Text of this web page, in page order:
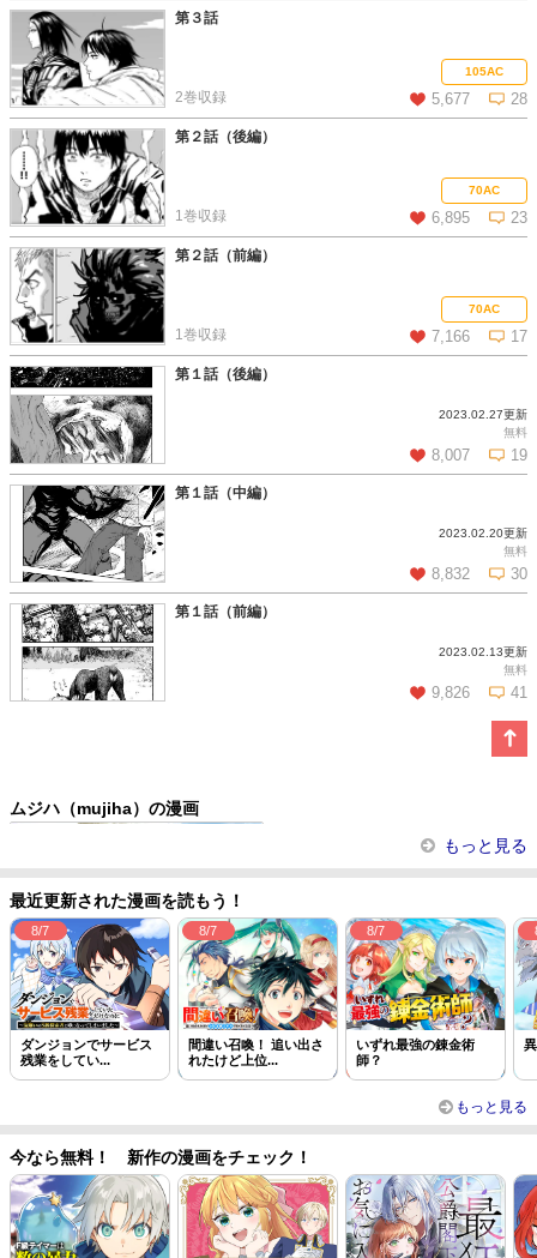
この話を読む コメントを見る
第３話
105AC
5,677 28
2巻収録
この話を読む コメントを見る
第２話（後編）
70AC
6,895 23
1巻収録
この話を読む コメントを見る
第２話（前編）
70AC
7,166 17
1巻収録
この話を読む コメントを見る
第１話（後編）
2023.02.27更新
無料
8,007 19
この話を読む コメントを見る
第１話（中編）
2023.02.20更新
無料
8,832 30
この話を読む コメントを見る
第１話（前編）
2023.02.13更新
無料
9,826 41
ムジハ（mujiha）の漫画
もっと見る
最近更新された漫画を読もう！
8/7
ダンジョンでサービス
残業をしてい...
8/7
間違い召喚！ 追い出さ
れたけど上位...
8/7
いずれ最強の錬金術
師？
もっと見る
今なら無料！ 新作の漫画をチェック！